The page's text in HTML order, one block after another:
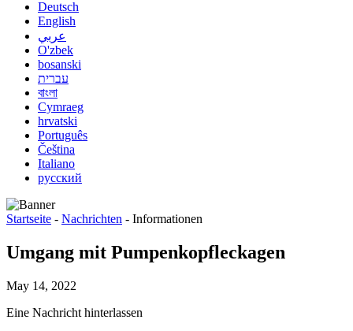
Deutsch
English
عربي
O'zbek
bosanski
עברית
বাংলা
Cymraeg
hrvatski
Português
Čeština
Italiano
русский
Startseite - Nachrichten - Informationen
Umgang mit Pumpenkopfleckagen
May 14, 2022
Eine Nachricht hinterlassen